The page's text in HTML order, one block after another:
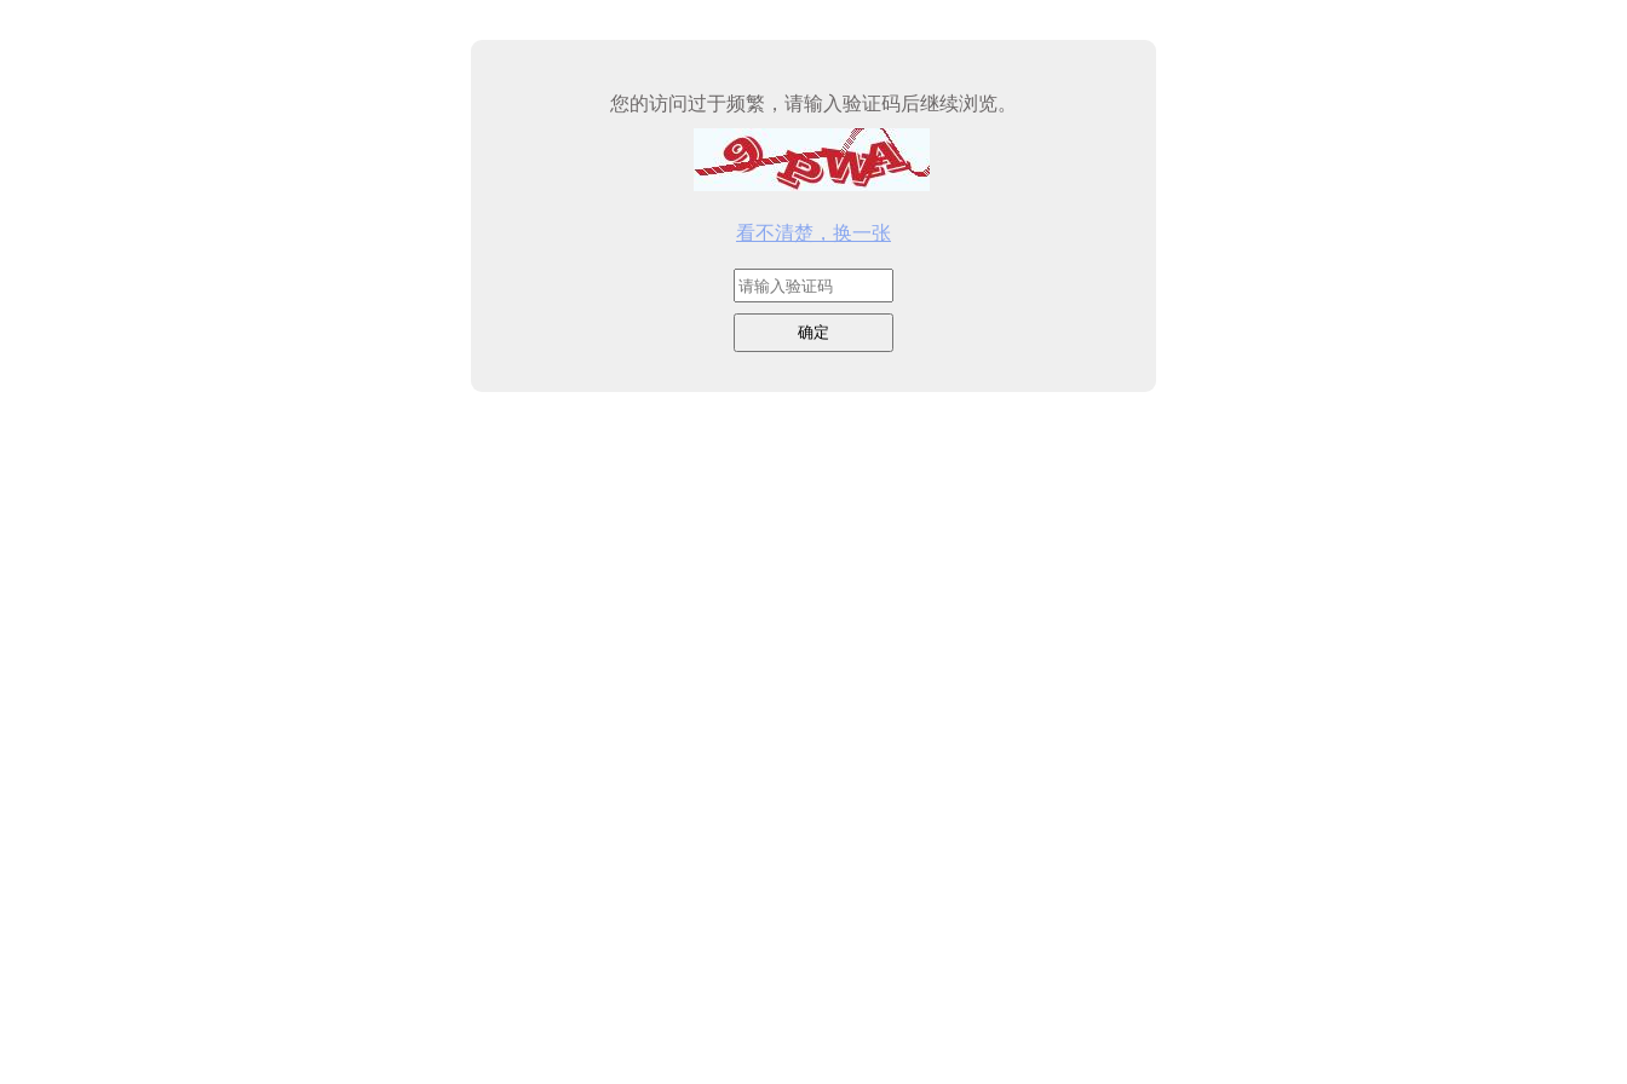
您的访问过于频繁，请输入验证码后继续浏览。
看不清楚，换一张